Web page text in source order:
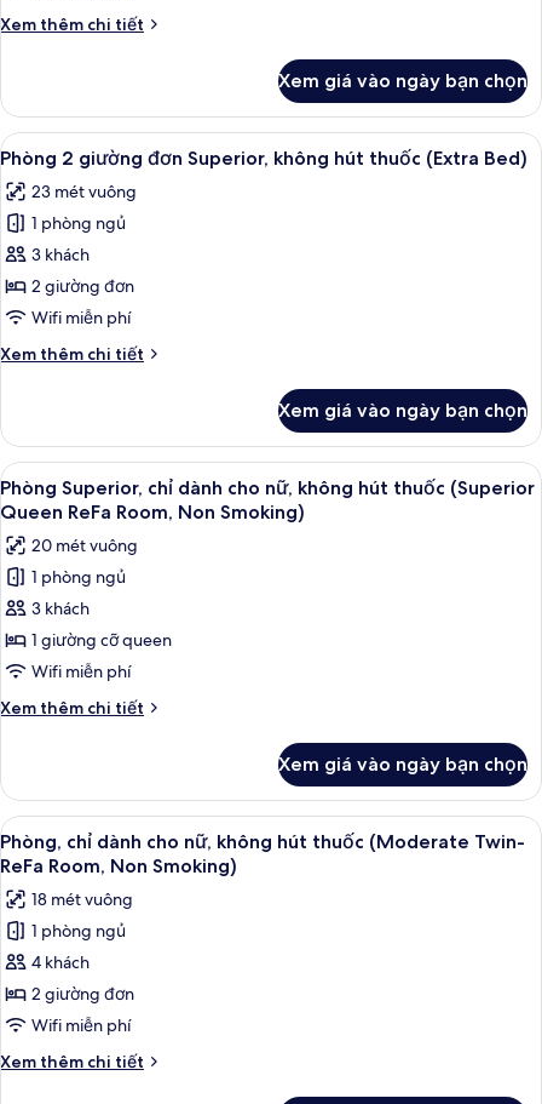
Superior,
thuốc
Xem thêm chi tiết
Chi
Phòng
giường
Superior,
không
thuốc
Xem giá vào ngày bạn chọn
Xem
tất
cả
ảnh
Phòng
2
giường
Superior,
thuốc
(Extra
Bed)
Chăn bông, két bảo mật tại phòng,
2
Phòng 2 giường đơn Superior, không hút thuốc (Extra Bed)
23 mét vuông
1 phòng ngủ
3 khách
2 giường đơn
Wifi miễn phí
Xem thêm chi tiết
Chi
Phòng
giường
đơn
không
hút
thuốc
(Extra
Bed)
Xem giá vào ngày bạn chọn
Xem
tất
cả
ảnh
Phòng
Superior,
chỉ
dành
cho
nữ,
hút
thuốc
(Superior
Queen
ReFa
Room,
Non
Smoking)
Chăn bông, két bảo mật tại phòng,
3
Phòng Superior, chỉ dành cho nữ, không hút thuốc (Superior
Queen ReFa Room, Non Smoking)
20 mét vuông
1 phòng ngủ
3 khách
1 giường cỡ queen
Wifi miễn phí
Xem thêm chi tiết
Chi
Phòng
Superior,
chỉ
dành
nữ,
không
hút
thuốc
(Superior
ReFa
Room,
Non
Xem giá vào ngày bạn chọn
Xem
tất
cả
ảnh
Phòng,
chỉ
dành
cho
nữ,
không
Chăn bông, két bảo mật tại phòng,
2
Phòng, chỉ dành cho nữ, không hút thuốc (Moderate Twin-
ReFa Room, Non Smoking)
18 mét vuông
1 phòng ngủ
4 khách
2 giường đơn
Wifi miễn phí
Xem thêm chi tiết
Chi